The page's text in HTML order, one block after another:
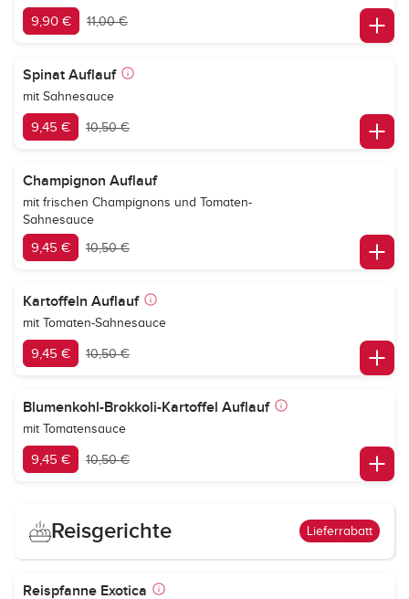
9,90 € 11,00 €
Spinat Auflauf
mit Sahnesauce
9,45 € 10,50 €
Champignon Auflauf
mit frischen Champignons und Tomaten-
Sahnesauce
9,45 € 10,50 €
Kartoffeln Auflauf
mit Tomaten-Sahnesauce
9,45 € 10,50 €
Blumenkohl-Brokkoli-Kartoffel Auflauf
mit Tomatensauce
9,45 € 10,50 €
Reisgerichte Lieferrabatt
Reispfanne Exotica